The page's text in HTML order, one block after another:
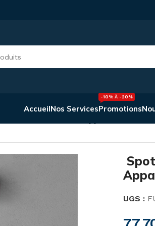
AccueilNos ServicesPromotions
-10% À -20%
UGS :